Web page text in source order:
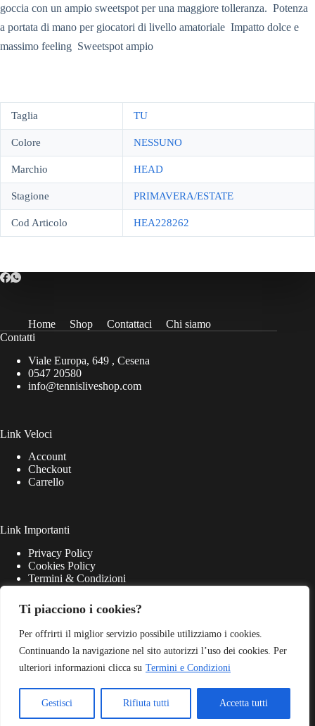
Ti piacciono i cookies?
Per offrirti il miglior servizio possibile utilizziamo i cookies.
Continuando la navigazione nel sito autorizzi l’uso dei cookies. Per
ulteriori informazioni clicca su Termini e Condizioni
Gestisci Rifiuta tutti Accetta tutti
goccia con un ampio sweetspot per una maggiore tolleranza.  Potenza
a portata di mano per giocatori di livello amatoriale  Impatto dolce e
massimo feeling  Sweetspot ampio
Taglia TU
Colore NESSUNO
Marchio HEAD
Stagione PRIMAVERA/ESTATE
Cod Articolo HEA228262
Home Shop Contattaci
Chi siamo
Contatti
Viale Europa, 649 , Cesena
0547 20580
info@tennisliveshop.com
Link Veloci
Account
Checkout
Carrello
Link Importanti
Privacy Policy
Cookies Policy
Termini & Condizioni